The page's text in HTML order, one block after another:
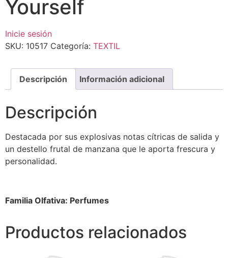
Yourself
Inicie sesión
SKU: 10517 Categoría: TEXTIL
Descripción Información adicional
Descripción
Destacada por sus explosivas notas cítricas de salida y
un destello frutal de manzana que le aporta frescura y
personalidad.
Familia Olfativa: Perfumes
Productos relacionados